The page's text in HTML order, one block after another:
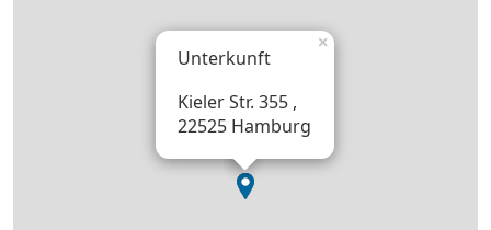
Unterkunft
Kieler Str. 355 ,
22525 Hamburg
×